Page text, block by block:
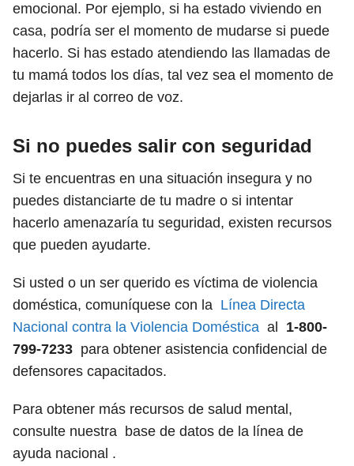
emocional. Por ejemplo, si ha estado viviendo en
casa, podría ser el momento de mudarse si puede
hacerlo. Si has estado atendiendo las llamadas de
tu mamá todos los días, tal vez sea el momento de
dejarlas ir al correo de voz.
Si no puedes salir con seguridad
Si te encuentras en una situación insegura y no
puedes distanciarte de tu madre o si intentar
hacerlo amenazaría tu seguridad, existen recursos
que pueden ayudarte.
Si usted o un ser querido es víctima de violencia
doméstica, comuníquese con la Línea Directa
Nacional contra la Violencia Doméstica al 1-800-
799-7233 para obtener asistencia confidencial de
defensores capacitados.
Para obtener más recursos de salud mental,
consulte nuestra base de datos de la línea de
ayuda nacional .